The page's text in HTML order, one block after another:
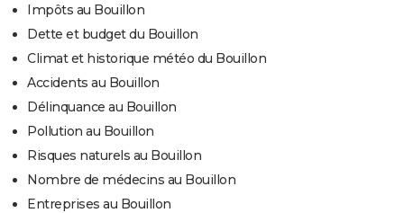
Impôts au Bouillon
Dette et budget du Bouillon
Climat et historique météo du Bouillon
Accidents au Bouillon
Délinquance au Bouillon
Pollution au Bouillon
Risques naturels au Bouillon
Nombre de médecins au Bouillon
Entreprises au Bouillon